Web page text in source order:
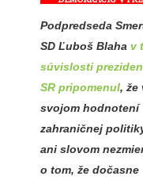
Podpredseda
SD Ľuboš Blaha v
súvislosti
SR pripomenul, že
svojom hodnotení
zahraničnej
ani slovom
o tom, že dočasne